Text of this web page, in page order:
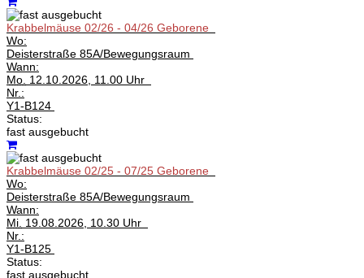
Krabbelmäuse 02/26 - 04/26 Geborene
Wo:
Deisterstraße 85A/Bewegungsraum
Wann:
Mo. 12.10.2026, 11.00 Uhr
Nr.:
Y1-B124
Status:
fast ausgebucht
Krabbelmäuse 02/25 - 07/25 Geborene
Wo:
Deisterstraße 85A/Bewegungsraum
Wann:
Mi. 19.08.2026, 10.30 Uhr
Nr.:
Y1-B125
Status:
fast ausgebucht